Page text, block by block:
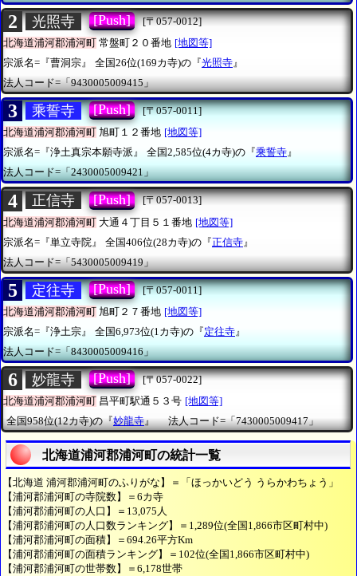
2 光照寺 [Push]
[〒057-0012]
北海道浦河郡浦河町 常盤町２０番地 [地図等]
宗派名=『曹洞宗』
全国26位(169カ寺)の『光照寺』
法人コード=「9430005009415」
3 乘誓寺 [Push]
[〒057-0011]
北海道浦河郡浦河町 旭町１２番地 [地図等]
宗派名=『浄土真宗本願寺派』
全国2,585位(4カ寺)の『乘誓寺』
法人コード=「2430005009421」
4 正信寺 [Push]
[〒057-0013]
北海道浦河郡浦河町 大通４丁目５１番地 [地図等]
宗派名=『単立寺院』
全国406位(28カ寺)の『正信寺 』
法人コード=「5430005009419」
5 定往寺 [Push]
[〒057-0011]
北海道浦河郡浦河町 旭町２７番地 [地図等]
宗派名=『浄土宗』
全国6,973位(1カ寺)の『定往寺』
法人コード=「8430005009416」
6 妙龍寺 [Push]
[〒057-0022]
北海道浦河郡浦河町 昌平町駅通５３号 [地図等]
全国958位(12カ寺)の『妙龍寺』 法人コード=「7430005009417」
北海道浦河郡浦河町の統計一覧
【北海道 浦河郡浦河町のふりがな】＝「ほっかいどう うらかわちょう」
【浦河郡浦河町の寺院数】＝6カ寺
【浦河郡浦河町の人口】＝13,075人
【浦河郡浦河町の人口数ランキング】＝1,289位(全国1,866市区町村中)
【浦河郡浦河町の面積】＝694.26平方Km
【浦河郡浦河町の面積ランキング】＝102位(全国1,866市区町村中)
【浦河郡浦河町の世帯数】＝6,178世帯